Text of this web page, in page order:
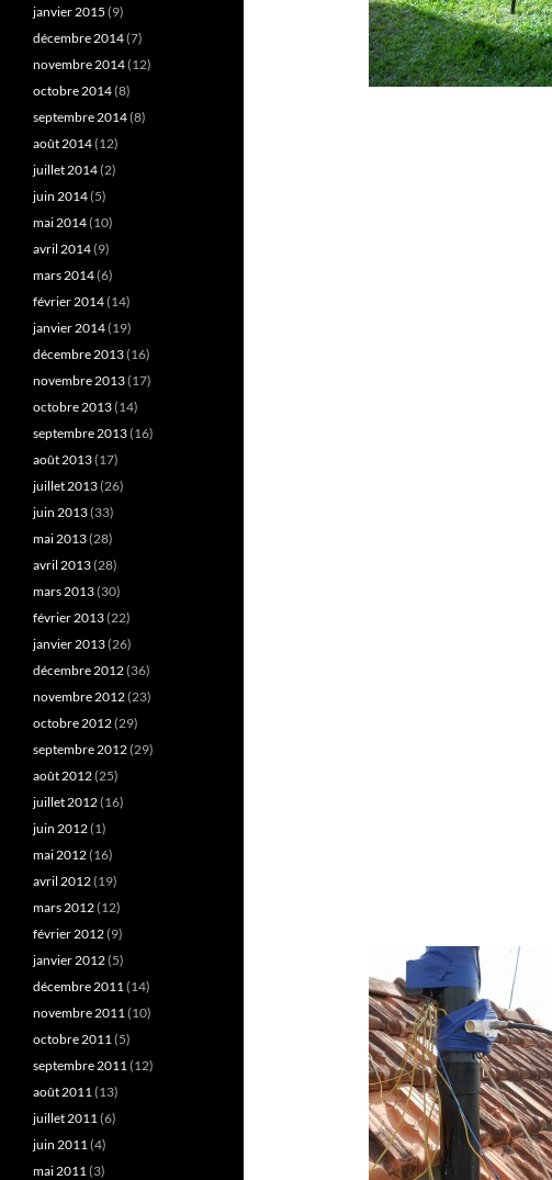
janvier 2015 (9)
décembre 2014(7)
novembre 2014(12)
octobre 2014(8)
septembre 2014(8)
août 2014(12)
juillet 2014(2)
juin 2014(5)
mai 2014(10)
avril 2014(9)
mars 2014(6)
février 2014(14)
janvier 2014(19)
décembre 2013(16)
novembre 2013(17)
octobre 2013(14)
septembre 2013(16)
août 2013(17)
juillet 2013(26)
juin 2013(33)
mai 2013(28)
avril 2013(28)
mars 2013(30)
février 2013(22)
janvier 2013(26)
décembre 2012(36)
novembre 2012(23)
octobre 2012(29)
septembre 2012(29)
août 2012(25)
juillet 2012(16)
juin 2012(1)
mai 2012(16)
avril 2012(19)
mars 2012(12)
février 2012(9)
janvier 2012(5)
décembre 2011(14)
novembre 2011(10)
octobre 2011(5)
septembre 2011(12)
août 2011(13)
juillet 2011(6)
juin 2011(4)
mai 2011(3)